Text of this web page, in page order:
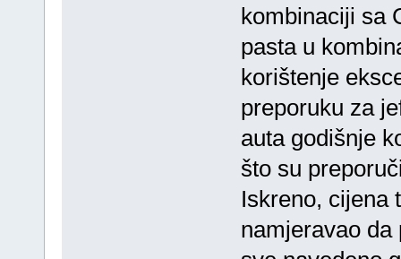
kombinaciji sa
pasta u
korištenje
preporuku za
auta godišnje
što su
Iskreno, cijena
namjeravao da